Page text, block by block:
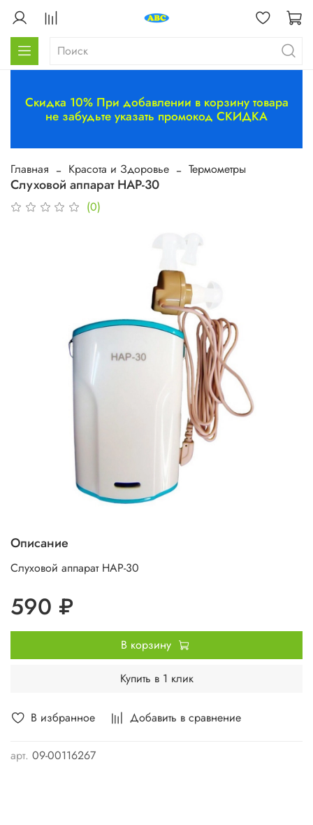
Скидка 10% При добавлении в корзину товара
не забудьте указать промокод СКИДКА
Главная Красота и Здоровье Термометры
Слуховой аппарат HAP-30
(0)
В избранное Добавить в сравнение
арт. 09-00116267
Описание
Слуховой аппарат HAP-30
590 ₽
В корзину
Купить в 1 клик